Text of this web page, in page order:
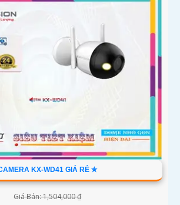
KX-WD41 GIÁ RẺ ✮
Giá Bán: 1,504,000 ₫